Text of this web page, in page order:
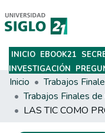
Subir
INICIO EBOOK21
INVESTIGACIÓN
Inicio
Trabajos Finales de